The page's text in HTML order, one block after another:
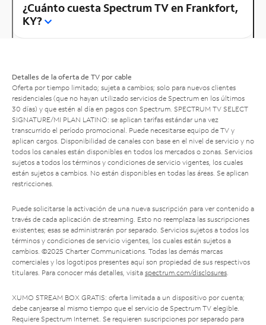
¿Cuánto cuesta Spectrum TV en Frankfort,
KY?
Detalles de la oferta de TV por cable
Oferta por tiempo limitado; sujeta a cambios; solo para nuevos clientes
residenciales (que no hayan utilizado servicios de Spectrum en los últimos
30 días) y que estén al día en pagos con Spectrum. SPECTRUM TV SELECT
SIGNATURE/MI PLAN LATINO: se aplican tarifas estándar una vez
transcurrido el período promocional. Puede necesitarse equipo de TV y
aplican cargos. Disponibilidad de canales con base en el nivel de servicio y no
todos los canales están disponibles en todos los mercados o zonas. Servicios
sujetos a todos los términos y condiciones de servicio vigentes, los cuales
están sujetos a cambios. No están disponibles en todas las áreas. Se aplican
restricciones.
Puede solicitarse la activación de una nueva suscripción para ver contenido a
través de cada aplicación de streaming. Esto no reemplaza las suscripciones
existentes; esas se administrarán por separado. Servicios sujetos a todos los
términos y condiciones de servicio vigentes, los cuales están sujetos a
cambios. ©2025 Charter Communications. Todas las demás marcas
comerciales y los logotipos presentes aquí son propiedad de sus respectivos
titulares. Para conocer más detalles, visita spectrum.com/disclosures.
XUMO STREAM BOX GRATIS: oferta limitada a un dispositivo por cuenta;
debe canjearse al mismo tiempo que el servicio de Spectrum TV elegible.
Requiere Spectrum Internet. Se requieren suscripciones por separado para